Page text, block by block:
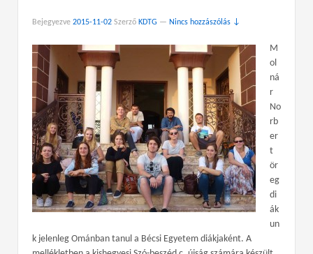
Bejegyezve 2015-11-02 Szerző KDTG — Nincs hozzászólás ↓
M
ol
ná
r
No
rb
er
t
ör
eg
di
ák
un
k jelenleg Ománban tanul a Bécsi Egyetem diákjaként. A